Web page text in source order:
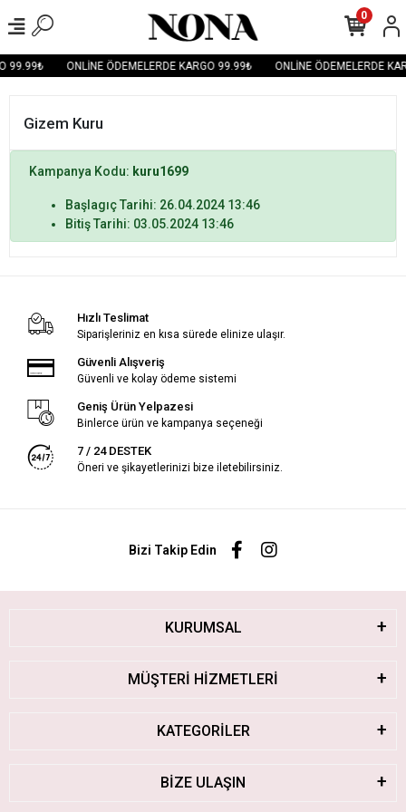
99.99₺ ONLİNE ÖDEMELERDE KARGO 99.99₺ ONLİNE ÖDEMELERDE
0
Gizem Kuru
Kampanya Kodu: kuru1699
Başlagıç Tarihi: 26.04.2024 13:46
Bitiş Tarihi: 03.05.2024 13:46
Hızlı Teslimat
Siparişleriniz en kısa sürede elinize ulaşır.
Güvenli Alışveriş
Güvenli ve kolay ödeme sistemi
Geniş Ürün Yelpazesi
Binlerce ürün ve kampanya seçeneği
7 / 24 DESTEK
Öneri ve şikayetlerinizi bize iletebilirsiniz.
Bizi Takip Edin
KURUMSAL
MÜŞTERİ HİZMETLERİ
KATEGORİLER
BİZE ULAŞIN